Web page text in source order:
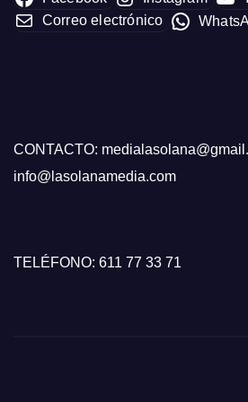
Correo electrónico
CONTACTO:
info@lasolanamedia.com
TELÉFONO: 611 77 33 71